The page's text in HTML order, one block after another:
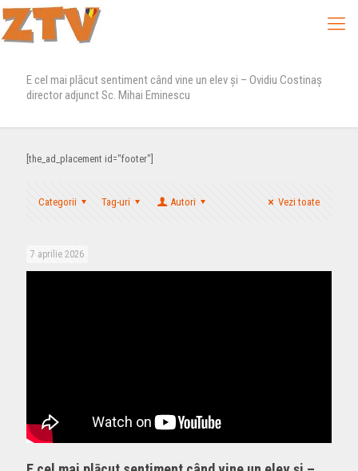
E cel mai plācut sentiment când vine un elev şi – Ovidiu Costinaş
director adjunct Sc. Mihai Eminescu
[the_ad_placement id="footer"]
Categorii Tag-uri Autori Vezi toate
7 aprilie 2026